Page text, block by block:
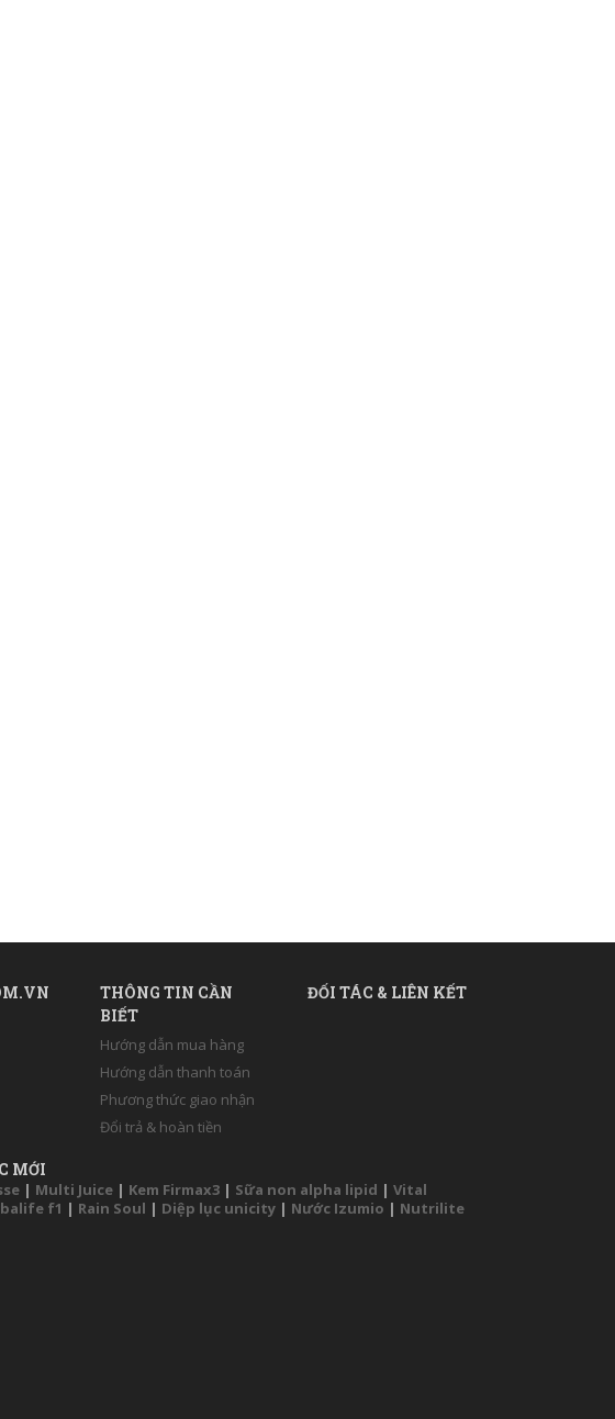
THÔNG TIN CẦN
BIẾT
Hướng dẫn mua hàng
Hướng dẫn thanh toán
Phương thức giao nhận
Đổi trả & hoàn tiền
ĐỐI TÁC & LIÊN KẾT
MỚI
| Multi Juice | Kem Firmax3 | Sữa non alpha lipid | Vital
f1 | Rain Soul | Diệp lục unicity | Nước Izumio | Nutrilite